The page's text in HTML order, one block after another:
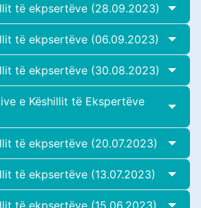
të ekpsertëve (28.09.2023)
të ekpsertëve (06.09.2023)
të ekpsertëve (30.08.2023)
e Këshillit të Ekspertëve
të ekpsertëve (20.07.2023)
të ekpsertëve (13.07.2023)
të ekpsertëve (15.06.2023)